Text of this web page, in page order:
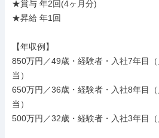
★賞与 年2回(4ヶ月分)
★昇給 年1回
【年収例】
850万円／49歳・経験者・入社7年目
当）
650万円／36歳・経験者・入社8年目
当）
500万円／32歳・経験者・入社3年目（